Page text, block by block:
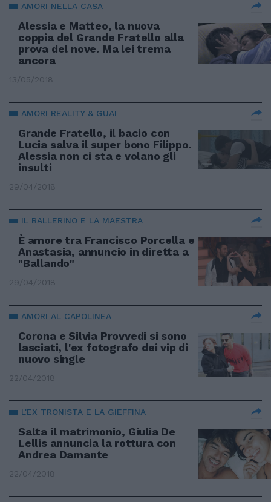
AMORI NELLA CASA
Alessia e Matteo, la nuova
coppia del Grande Fratello alla
prova del nove. Ma lei trema
ancora
13/05/2018
AMORI REALITY & GUAI
Grande Fratello, il bacio con
Lucia salva il super bono Filippo.
Alessia non ci sta e volano gli
insulti
29/04/2018
IL BALLERINO E LA MAESTRA
È amore tra Francisco Porcella e
Anastasia, annuncio in diretta a
"Ballando"
29/04/2018
AMORI AL CAPOLINEA
Corona e Silvia Provvedi si sono
lasciati, l'ex fotografo dei vip di
nuovo single
22/04/2018
L'EX TRONISTA E LA GIEFFINA
Salta il matrimonio, Giulia De
Lellis annuncia la rottura con
Andrea Damante
22/04/2018